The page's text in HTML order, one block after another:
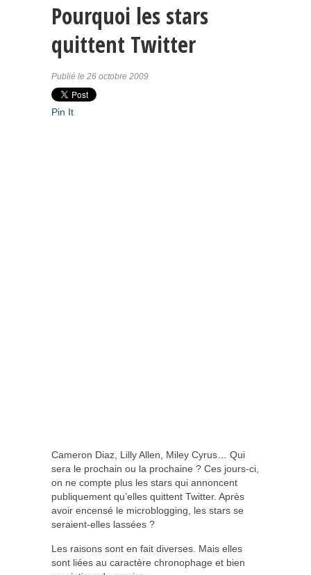
Pourquoi les stars
quittent Twitter
Publié le 26 octobre 2009
Pin It
Cameron Diaz, Lilly Allen, Miley Cyrus… Qui
sera le prochain ou la prochaine ? Ces jours-ci,
on ne compte plus les stars qui annoncent
publiquement qu’elles quittent Twitter. Après
avoir encensé le microblogging, les stars se
seraient-elles lassées ?
Les raisons sont en fait diverses. Mais elles
sont liées au caractère chronophage et bien